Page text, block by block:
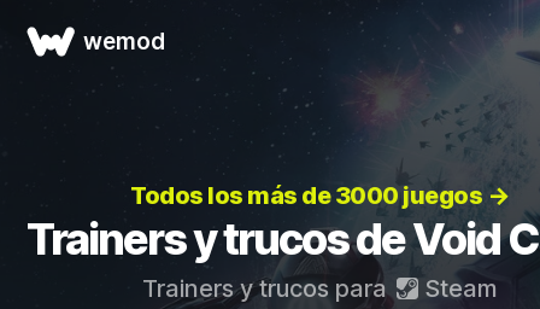
wemod
Todos los más de 3000 juegos →
Trainers y trucos de Void
Trainers y trucos para Steam